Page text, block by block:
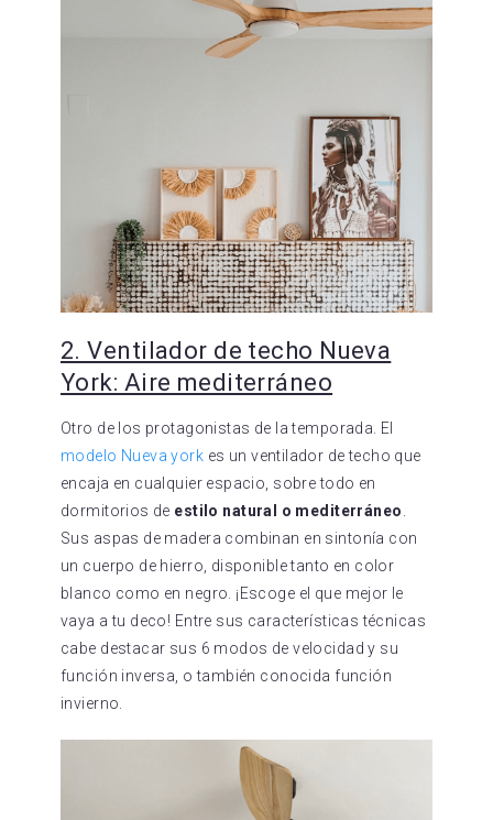
2. Ventilador de techo Nueva
York: Aire mediterráneo
Otro de los protagonistas de la temporada. El
modelo Nueva york es un ventilador de techo que
encaja en cualquier espacio, sobre todo en
dormitorios de estilo natural o mediterráneo
Sus aspas de madera combinan en sintonía con
un cuerpo de hierro, disponible tanto en color
blanco como en negro. ¡Escoge el que mejor le
vaya a tu deco! Entre sus características técnicas
cabe destacar sus 6 modos de velocidad y su
función inversa, o también conocida función
invierno.